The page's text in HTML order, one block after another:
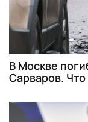
В Москве
Сарваров.